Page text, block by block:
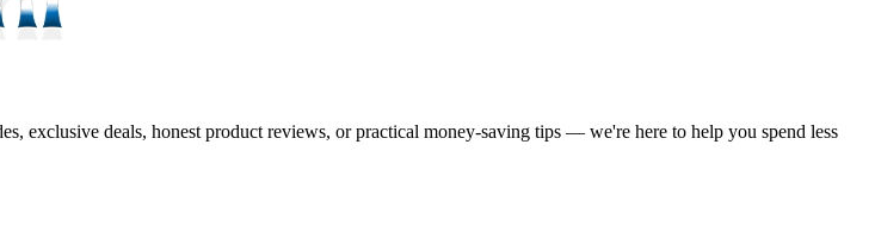
exclusive deals, honest product reviews, or practical money-saving tips — we're here to help you spend less